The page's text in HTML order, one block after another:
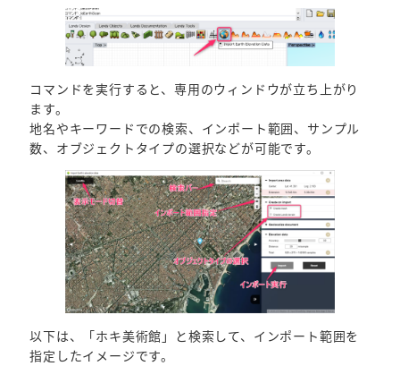
コマンドを実行すると、専用のウィンドウが立ち上がり
ます。
地名やキーワードでの検索、インポート範囲、サンプル
数、オブジェクトタイプの選択などが可能です。
以下は、「ホキ美術館」と検索して、インポート範囲を
指定したイメージです。